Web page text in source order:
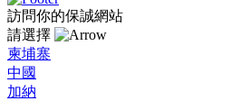
訪問你的保誠網站
請選擇
柬埔寨
中國
加納